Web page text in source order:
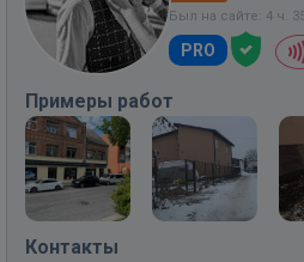
Был на сайте: 4 ч.
PRO
Примеры работ
Контакты